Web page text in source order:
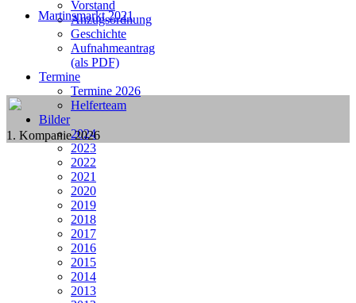
Vorstand
Anzugsordnung
Geschichte
Aufnahmeantrag
(als PDF)
Termine
Termine 2026
Helferteam
Bilder
2024
2023
2022
2021
2020
2019
2018
2017
2016
2015
2014
2013
Martinsmarkt 2021
1. Kompanie 2026